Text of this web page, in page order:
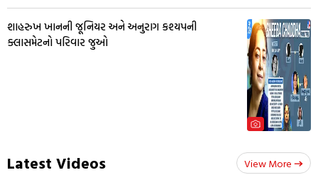
શાહરુખ ખાનની જૂનિયર અને અનુરાગ કશ્યપની
ક્લાસમેટનો પરિવાર જુઓ
Latest Videos View More